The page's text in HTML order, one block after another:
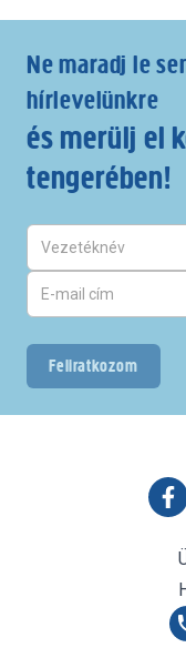
Ne maradj le
hírlevelünkre
és merülj el
tengerében!
Feliratkozom